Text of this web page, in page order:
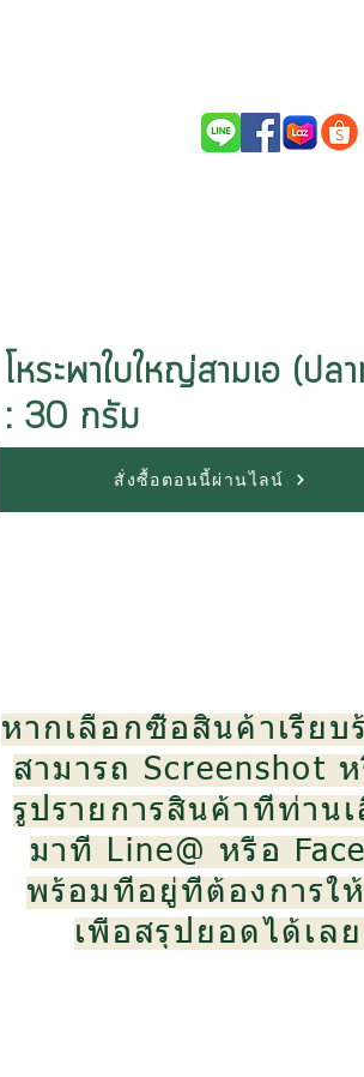
โหระพาใบใหญ่สามเอ (ปล
: 30 กรัม
หากเลือกซื้อสินค้าเรียบ
สามารถ Screenshot
รูปรายการสินค้าที่ท่าน
มาที่ Line@ หรือ
พร้อมที่อยู่ที่ต้องการใ
เพื่อสรุปยอดได้เล
สั่งซื้อตอนนี้ผ่านไลน์